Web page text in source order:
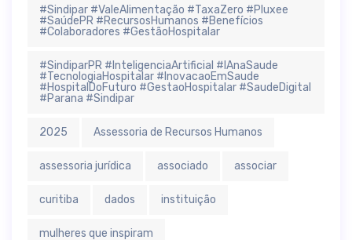
#Sindipar #ValeAlimentação #TaxaZero #Pluxee
#SaúdePR #RecursosHumanos #Benefícios
#Colaboradores #GestãoHospitalar
#SindiparPR #InteligenciaArtificial #IAnaSaude
#TecnologiaHospitalar #InovacaoEmSaude
#HospitalDoFuturo #GestaoHospitalar #SaudeDigital
#Parana #Sindipar
2025 Assessoria de Recursos Humanos
assessoria jurídica associado associar
curitiba dados instituição
mulheres que inspiram